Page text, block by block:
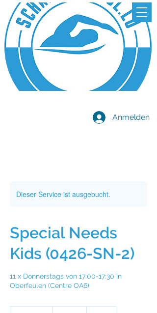
Anmelden
Dieser Service ist ausgebucht.
Special Needs
Kids (0426-SN-2)
11 x Donnerstags von 17:00-17:30 in
Oberfeulen (Centre OA6)